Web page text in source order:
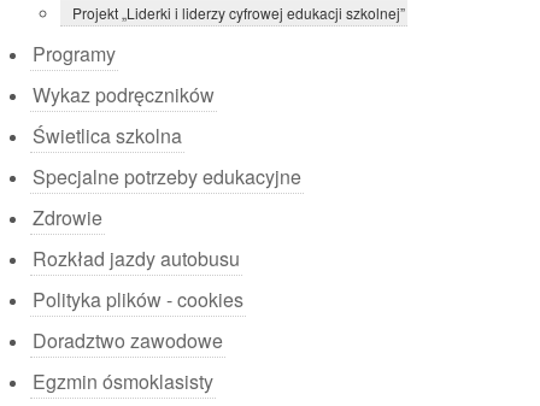
Projekt „Liderki i liderzy cyfrowej edukacji szkolnej”
Programy
Wykaz podręczników
Świetlica szkolna
Specjalne potrzeby edukacyjne
Zdrowie
Rozkład jazdy autobusu
Polityka plików - cookies
Doradztwo zawodowe
Egzmin ósmoklasisty